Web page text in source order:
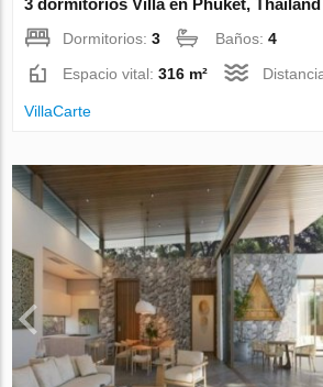
3 dormitorios Villa en Phuket, Thailand
Dormitorios:3 Baños:4
Espacio vital:316 m²
VillaСarte